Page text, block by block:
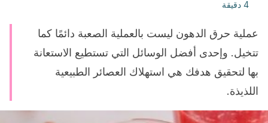
4 دقيقة
عملية حرق الدهون ليست بالعملية الصعبة دائمًا كما
تتخيل. وإحدى أفضل الوسائل التي تستطيع الاستعانة
بها لتحقيق هدفك هي استهلاك العصائر الطبيعية
اللذيذة.